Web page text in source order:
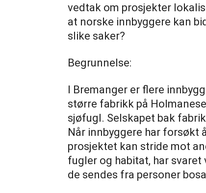
vedtak om prosjekter
at norske innbyggere kan
slike saker?
Begrunnelse:
I Bremanger er flere
større fabrikk på
sjøfugl. Selskapet bak
Når innbyggere har forsøkt
prosjektet kan stride mot
fugler og habitat, har
de sendes fra personer